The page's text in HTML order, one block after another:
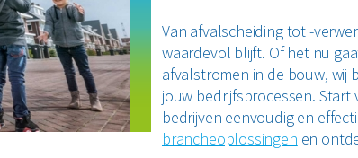
Van afvalscheiding tot -
waardevol blijft. Of het nu
afvalstromen in de bouw, wij
jouw bedrijfsprocessen.
bedrijven eenvoudig en
brancheoplossingen en